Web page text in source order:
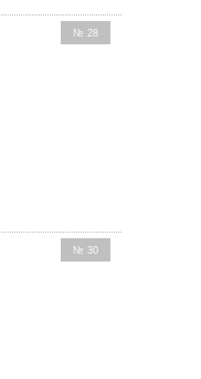
№ 28
№ 30